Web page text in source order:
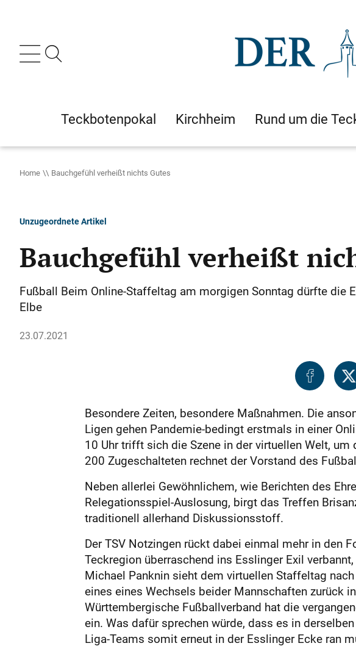
Teckbotenpokal Kirchheim Rund um die
Home Bauchgefühl verheißt nichts Gutes
Unzugeordnete Artikel
Bauchgefühl verheißt
Fußball Beim Online-Staffeltag am morgigen Sonntag dürfte
Elbe
23.07.2021
Besondere Zeiten, besondere Maßnahmen. Die
Ligen gehen Pandemie-bedingt erstmals in einer
10 Uhr trifft sich die Szene in der virtuellen Welt,
200 Zugeschalteten rechnet der Vorstand des
Neben allerlei Gewöhnlichem, wie Berichten des
Relegationsspiel-Auslosung, birgt das Treffen
traditionell allerhand Diskussionsstoff.
Der TSV Notzingen rückt dabei einmal mehr in den
Teckregion überraschend ins Esslinger Exil
Michael Panknin sieht dem virtuellen Staffeltag
eines eines Wechsels beider Mannschaften zurück
Württembergische Fußballverband hat die
ein. Was dafür sprechen würde, dass es in
Liga-Teams somit erneut in der Esslinger Ecke ran